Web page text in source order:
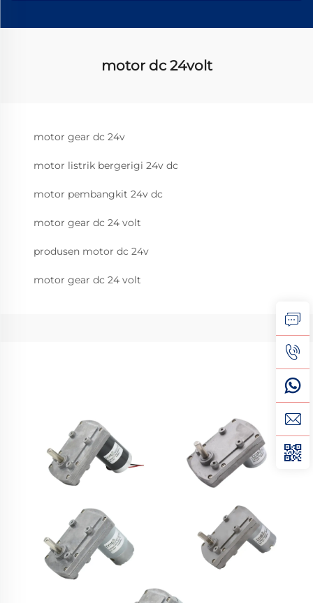
motor dc 24volt
motor gear dc 24v
motor listrik bergerigi 24v dc
motor pembangkit 24v dc
motor gear dc 24 volt
produsen motor dc 24v
motor gear dc 24 volt